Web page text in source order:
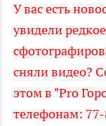
У вас есть
увидели
сняли видео?
этом в "Pro
телефонам: